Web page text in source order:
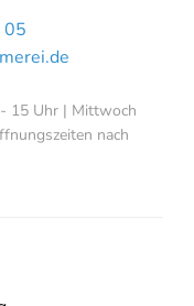
15 Uhr | Mittwoch
nach